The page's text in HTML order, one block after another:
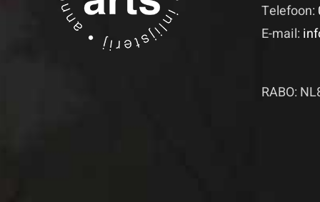
Telefoon:
E-mail:
RABO: